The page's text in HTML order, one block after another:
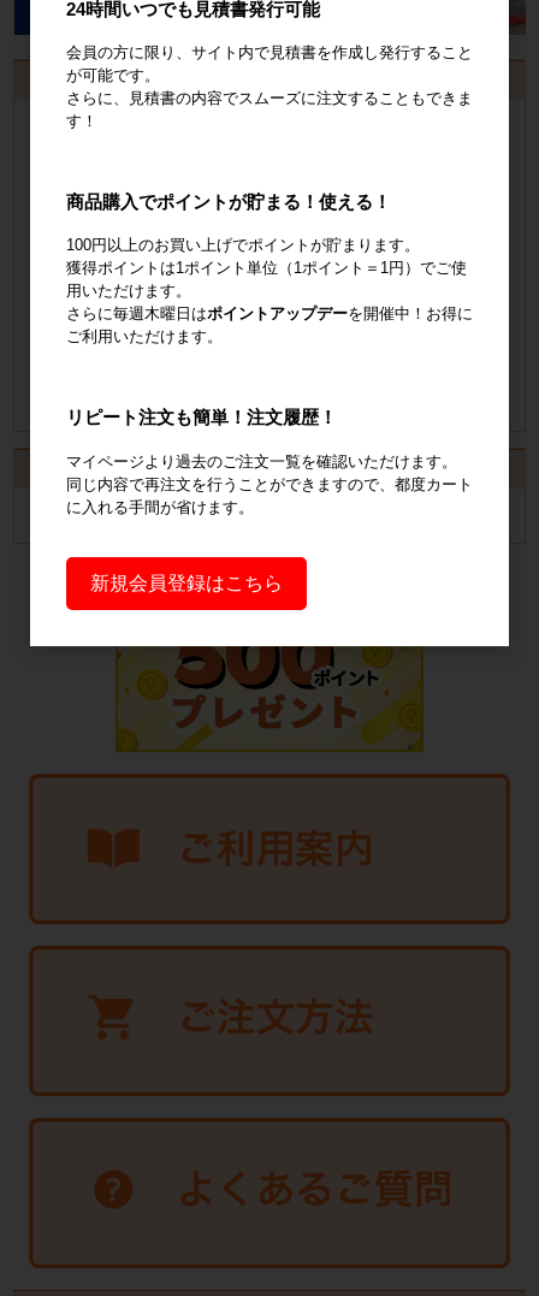
見積書発行手順について
納品書の発行手順についてご案内
カート
カートは空です
24時間いつでも見積書発行可能
会員の方に限り、サイト内で見積書を作成し発行すること
が可能です。
さらに、見積書の内容でスムーズに注文することもできま
す！
商品購入でポイントが貯まる！使える！
100円以上のお買い上げでポイントが貯まります。
獲得ポイントは1ポイント単位（1ポイント＝1円）でご使
用いただけます。
さらに毎週木曜日はポイントアップデーを開催中！お得に
ご利用いただけます。
リピート注文も簡単！注文履歴！
マイページより過去のご注文一覧を確認いただけます。
同じ内容で再注文を行うことができますので、都度カート
に入れる手間が省けます。
新規会員登録はこちら